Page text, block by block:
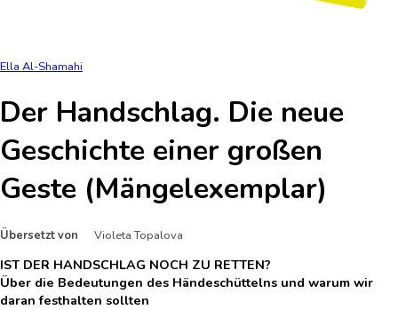
Ella Al-Shamahi
Der Handschlag. Die neue
Geschichte einer großen
Geste (Mängelexemplar)
Übersetzt von Violeta Topalova
IST DER HANDSCHLAG NOCH ZU RETTEN?
Über die Bedeutungen des Händeschüttelns und warum wir
daran festhalten sollten